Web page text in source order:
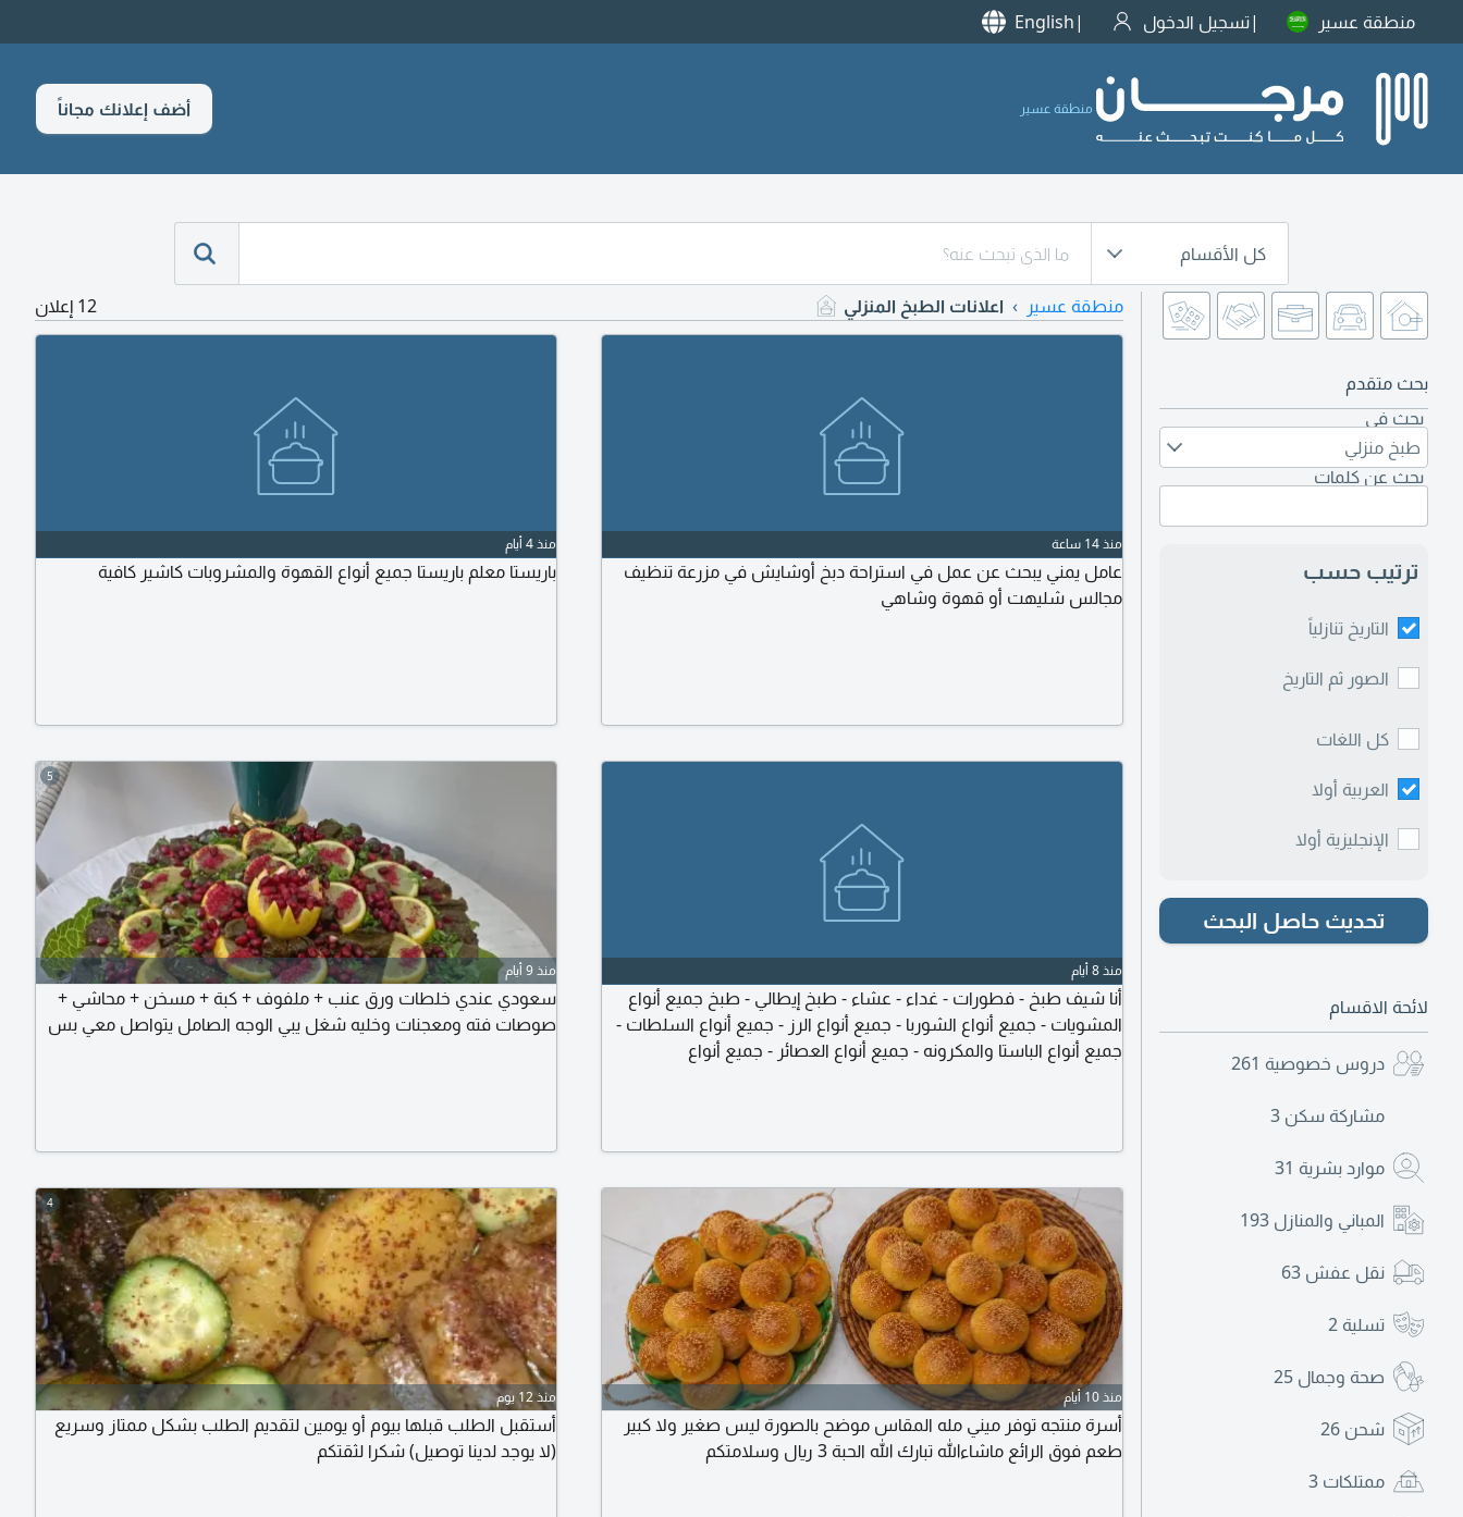
منطقة عسير تسجيل الدخول English
منطقة عسير أضف إعلانك مجاناً
كل الأقسام
بحث متقدم
بحث في
طبخ منزلي
بحث عن كلمات
ترتيب حسب
التاريخ تنازلياً
الصور ثم التاريخ
كل اللغات
العربية أولا
الإنجليزية أولا
تحديث حاصل البحث
لائحة الاقسام
دروس خصوصية 261
مشاركة سكن 3
موارد بشرية 31
المباني والمنازل 193
نقل عفش 63
تسلية 2
صحة وجمال 25
شحن 26
ممتلكات 3
منطقة عسير اعلانات الطبخ المنزلي 12 إعلان
منذ 14 ساعة
عامل يمني يبحث عن عمل في استراحة دبخ أوشايش في مزرعة تنظيف
مجالس شليهت أو قهوة وشاهي
منذ 4 أيام
باريستا معلم باريستا جميع أنواع القهوة والمشروبات كاشير كافية
منذ 8 أيام
أنا شيف طبخ - فطورات - غداء - عشاء - طبخ إيطالي - طبخ جميع أنواع
المشويات - جميع أنواع الشوربا - جميع أنواع الرز - جميع أنواع السلطات -
جميع أنواع الباستا والمكرونه - جميع أنواع العصائر - جميع أنواع
5
منذ 9 أيام
سعودي عندي خلطات ورق عنب + ملفوف + كبة + مسخن + محاشي +
صوصات فته ومعجنات وخليه شغل يبي الوجه الصامل يتواصل معي بس
منذ 10 أيام
أسرة منتجه توفر ميني مله المقاس موضح بالصورة ليس صغير ولا كبير
طعم فوق الرائع ماشاءالله تبارك الله الحبة 3 ريال وسلامتكم
4
منذ 12 يوم
أستقبل الطلب قبلها بيوم أو يومين لتقديم الطلب بشكل ممتاز وسريع
(لا يوجد لدينا توصيل) شكرا لثقتكم